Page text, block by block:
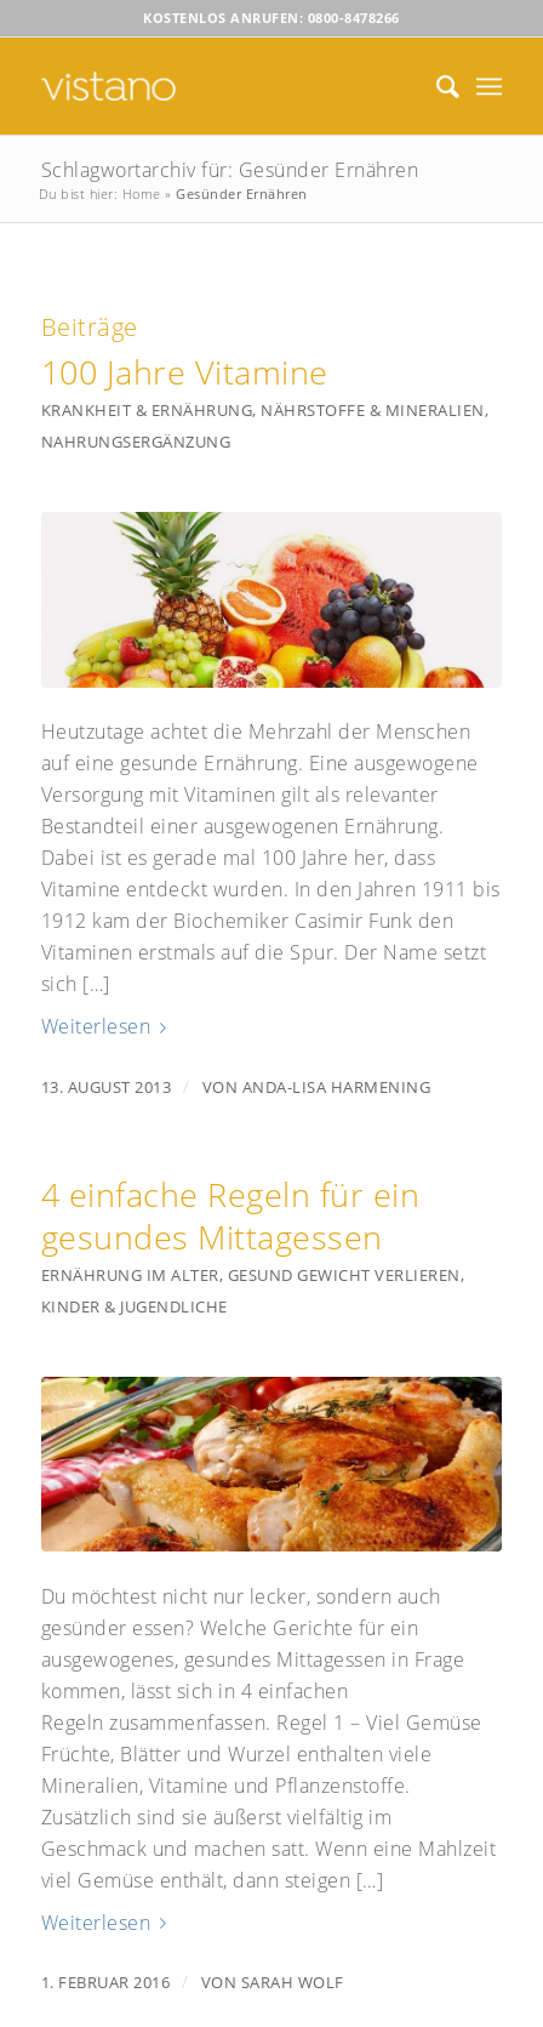
KOSTENLOS ANRUFEN: 0800-8478266
Schlagwortarchiv für: Gesünder Ernähren
Du bist hier: Home »Gesünder Ernähren
Beiträge
100 Jahre Vitamine
KRANKHEIT & ERNÄHRUNG, NÄHRSTOFFE & MINERALIEN,
NAHRUNGSERGÄNZUNG
Heutzutage achtet die Mehrzahl der Menschen
auf eine gesunde Ernährung. Eine ausgewogene
Versorgung mit Vitaminen gilt als relevanter
Bestandteil einer ausgewogenen Ernährung.
Dabei ist es gerade mal 100 Jahre her, dass
Vitamine entdeckt wurden. In den Jahren 1911 bis
1912 kam der Biochemiker Casimir Funk den
Vitaminen erstmals auf die Spur. Der Name setzt
sich […]
Weiterlesen
13. AUGUST 2013 / VON ANDA-LISA HARMENING
4 einfache Regeln für ein
gesundes Mittagessen
ERNÄHRUNG IM ALTER, GESUND GEWICHT VERLIEREN,
KINDER & JUGENDLICHE
Du möchtest nicht nur lecker, sondern auch
gesünder essen? Welche Gerichte für ein
ausgewogenes, gesundes Mittagessen in Frage
kommen, lässt sich in 4 einfachen
Regeln zusammenfassen. Regel 1 – Viel Gemüse
Früchte, Blätter und Wurzel enthalten viele
Mineralien, Vitamine und Pflanzenstoffe.
Zusätzlich sind sie äußerst vielfältig im
Geschmack und machen satt. Wenn eine Mahlzeit
viel Gemüse enthält, dann steigen […]
Weiterlesen
1. FEBRUAR 2016 / VON SARAH WOLF